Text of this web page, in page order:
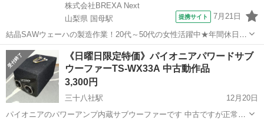
株式会社BREXA Next
山梨県 国母駅
提携サイト 7月21日
結晶SAWウェーハの製造作業！20代～50代の女性活躍中★年間休日
120日＆土日祝休み！クリーンルーム内でのお仕事！日払い制度利用可
◎正社員登用制度あり！マイカー通勤可！《山梨県中巨摩郡昭和町》
人気の工場のお仕事 ◇結晶...
山梨 その他
《日曜日限定特価》パイオニアパワードサブ
ウーファーTS-WX33A 中古動作品
3,300円
三十八社駅
12月20日
パイオニアのパワーアンプ内蔵サブウーファーです 中古ですが正常に